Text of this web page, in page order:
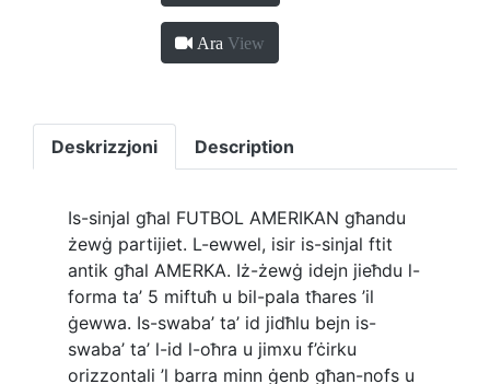
Ara View
Deskrizzjoni Description
Is-sinjal għal FUTBOL AMERIKAN għandu
żewġ partijiet. L-ewwel, isir is-sinjal ftit
antik għal AMERKA. Iż-żewġ idejn jieħdu l-
forma ta’ 5 miftuħ u bil-pala tħares ’il
ġewwa. Is-swaba’ ta’ id jidħlu bejn is-
swaba’ ta’ l-id l-oħra u jimxu f’ċirku
orizzontali ’l barra minn ġenb għan-nofs u